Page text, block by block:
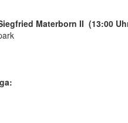
Materborn II (13:00